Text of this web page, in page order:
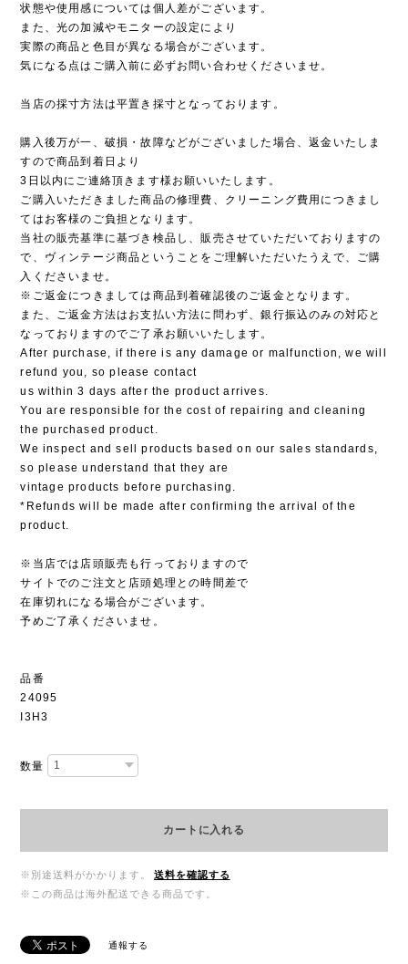
状態や使用感については個人差がございます。
また、光の加減やモニターの設定により
実際の商品と色目が異なる場合がございます。
気になる点はご購入前に必ずお問い合わせくださいませ。
当店の採寸方法は平置き採寸となっております。
購入後万が一、破損・故障などがございました場合、返金いたしま
すので商品到着日より
3日以内にご連絡頂きます様お願いいたします。
ご購入いただきました商品の修理費、クリーニング費用につきまし
てはお客様のご負担となります。
当社の販売基準に基づき検品し、販売させていただいておりますの
で、ヴィンテージ商品ということをご理解いただいたうえで、ご購
入くださいませ。
※ご返金につきましては商品到着確認後のご返金となります。
また、ご返金方法はお支払い方法に問わず、銀行振込のみの対応と
なっておりますのでご了承お願いいたします。
After purchase, if there is any damage or malfunction, we will
refund you, so please contact
us within 3 days after the product arrives.
You are responsible for the cost of repairing and cleaning
the purchased product.
We inspect and sell products based on our sales standards,
so please understand that they are
vintage products before purchasing.
*Refunds will be made after confirming the arrival of the
product.
※当店では店頭販売も行っておりますので
サイトでのご注文と店頭処理との時間差で
在庫切れになる場合がございます。
予めご了承くださいませ。
品番
24095
I3H3
数量
カートに入れる
※別途送料がかかります。
送料を確認する
※この商品は海外配送できる商品です。
通報する